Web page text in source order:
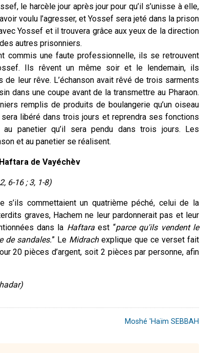
le harcèle jour après jour pour qu’il s’unisse à elle,
voulu l’agresser, et Yossef sera jeté dans la prison
Yossef et il trouvera grâce aux yeux de la direction
autres prisonniers.
commis une faute professionnelle, ils se retrouvent
Ils rêvent un même soir et le lendemain, ils
leur rêve. L’échanson avait rêvé de trois sarments
dans une coupe avant de la transmettre au Pharaon.
remplis de produits de boulangerie qu’un oiseau
sera libéré dans trois jours et reprendra ses fonctions
au panetier qu’il sera pendu dans trois jours. Les
et au panetier se réalisent.
de Vayéchèv
6-16 ; 3, 1-8)
s’ils commettaient un quatrième péché, celui de la
graves, Hachem ne leur pardonnerait pas et leur
dans la Haftaraest “parce qu'ils vendent le
de sandales.” Le Midrachexplique que ce verset fait
20 pièces d’argent, soit 2 pièces par personne, afin
Moshé 'Haïm SEBBAH